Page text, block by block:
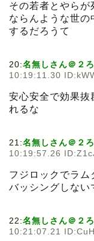
その若者とやら
ならんような世の
するだろうて
20:名無しさん＠２
10:19:11.30
安心安全で効果抜
れるな
21:名無しさん＠２
10:19:57.26
フジロックでラム
バッシングしない
22:名無しさん＠２
10:21:07.21